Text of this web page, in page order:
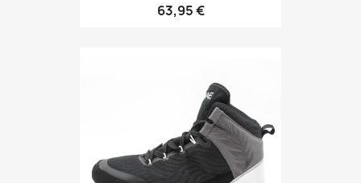
63,95 €